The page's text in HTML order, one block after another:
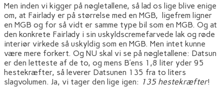
Men inden vi kigger på nøgletallene, så lad os lige blive enige
om, at Fairlady er på størrelse med en MGB, ligefrem ligner
en MGB og for så vidt er samme type bil som en MGB. Og at
den konkrete Fairlady i sin uskyldscremefarvede lak og røde
interiør virkede så uskyldig som en MGB. Men intet kunne
være mere forkert. Og NU skal vi se på nøgletallene: Datsun
er den letteste af de to, og mens B’ens 1,8 liter yder 95
hestekræfter, så leverer Datsunen 135 fra to liters
slagvolumen. Ja, vi tager den lige igen: 135 hestekræfter!